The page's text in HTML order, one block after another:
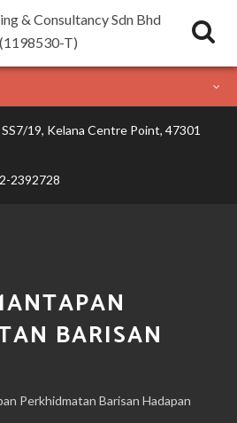
& Consultancy Sdn Bhd
(1198530-T)
19, Kelana Centre Point, 47301
2392728
BARISAN
Perkhidmatan Barisan Hadapan